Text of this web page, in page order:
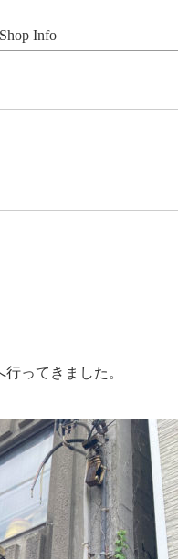
Shop Info
ってきました。